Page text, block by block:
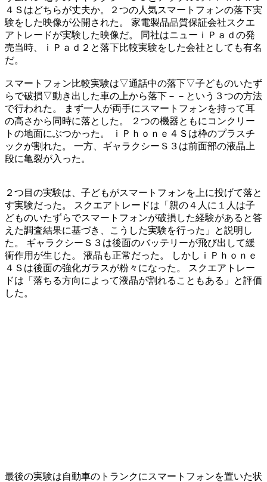
４Ｓはどちらが丈夫か。２つの人気スマートフォンの落下実
験をした映像が公開された。 家電製品品質保証会社スクエ
アトレードが実験した映像だ。 同社はニューｉＰａｄの発
売当時、ｉＰａｄ２と落下比較実験をした会社としても有名
だ。
スマートフォン比較実験は▽通話中の落下▽子どものいたず
らで破損▽動き出した車の上から落下－－という３つの方法
で行われた。 まず一人が両手にスマートフォンを持って耳
の高さから同時に落とした。 ２つの機器ともにコンクリー
トの地面にぶつかった。 ｉＰｈｏｎｅ４Ｓは枠のプラスチ
ックが割れた。 一方、ギャラクシーＳ３は前面部の液晶上
段に亀裂が入った。
２つ目の実験は、子どもがスマートフォンを上に投げて落と
す実験だった。 スクエアトレードは「親の４人に１人は子
どものいたずらでスマートフォンが破損した経験があると答
えた調査結果に基づき、こうした実験を行った」と説明し
た。 ギャラクシーＳ３は後面のバッテリーが飛び出して緩
衝作用が生じた。 液晶も正常だった。 しかしｉＰｈｏｎｅ
４Ｓは後面の強化ガラスが粉々になった。 スクエアトレー
ドは「落ちる方向によって液晶が割れることもある」と評価
した。
最後の実験は自動車のトランクにスマートフォンを置いた状